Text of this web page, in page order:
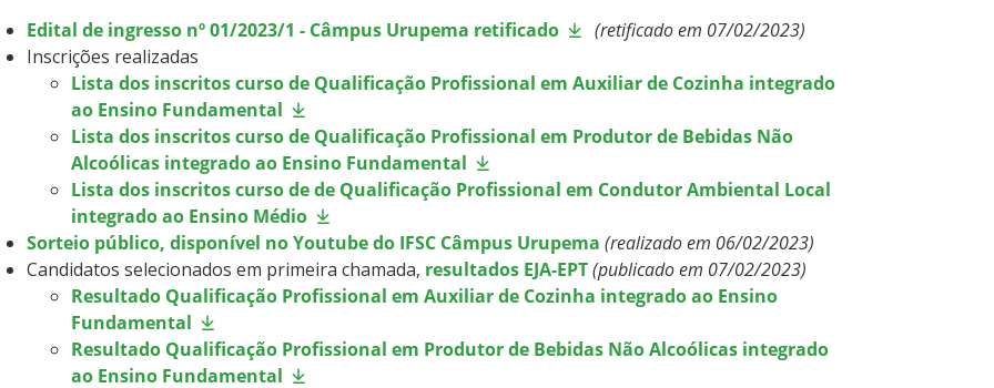
Edital de ingresso nº 01/2023/1 - Câmpus Urupema retificado
(retificado em 07/02/2023)
Inscrições realizadas
Lista dos inscritos curso de Qualificação Profissional em Auxiliar de Cozinha integrado
ao Ensino Fundamental
Lista dos inscritos curso de Qualificação Profissional em Produtor de Bebidas Não
Alcoólicas integrado ao Ensino Fundamental
Lista dos inscritos curso de de Qualificação Profissional em Condutor Ambiental Local
integrado ao Ensino Médio
Sorteio público, disponível no Youtube do IFSC Câmpus Urupema (realizado em 06/02/2023)
Candidatos selecionados em primeira chamada, resultados EJA-EPT(publicado em 07/02/2023)
Resultado Qualificação Profissional em Auxiliar de Cozinha integrado ao Ensino
Fundamental
Resultado Qualificação Profissional em Produtor de Bebidas Não Alcoólicas integrado
ao Ensino Fundamental